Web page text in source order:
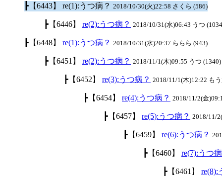
┣【6443】 re(1):うつ病？ 2018/10/30(火)22:58 さくら (586)
┣【6446】 re(2):うつ病？ 2018/10/31(水)06:43 うつ
┣【6448】 re(1):うつ病？ 2018/10/31(水)20:37 ららら (943)
┣【6451】 re(2):うつ病？ 2018/11/1(木)09:55 うつ (1340)
┣【6452】 re(3):うつ病？ 2018/11/1(木)12:22 も
┣【6454】 re(4):うつ病？ 2018/11/2(金
┣【6457】 re(5):うつ病？ 2018/11/
┣【6459】 re(6):うつ病？
┣【6460】 re(7):うつ
┣【6461】 re(8):